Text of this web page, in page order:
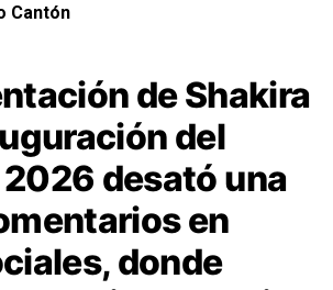
Cantón
de Shakira
del
desató una
en
donde